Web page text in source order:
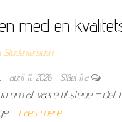
med en
Studentersiden
april 11, 2026 Slået fra
om at være til stede – det
Læs mere